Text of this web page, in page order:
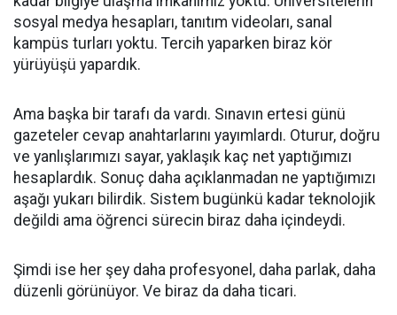
sosyal medya hesapları, tanıtım videoları, sanal
kampüs turları yoktu. Tercih yaparken biraz kör
yürüyüşü yapardık.
Ama başka bir tarafı da vardı. Sınavın ertesi günü
gazeteler cevap anahtarlarını yayımlardı. Oturur, doğru
ve yanlışlarımızı sayar, yaklaşık kaç net yaptığımızı
hesaplardık. Sonuç daha açıklanmadan ne yaptığımızı
aşağı yukarı bilirdik. Sistem bugünkü kadar teknolojik
değildi ama öğrenci sürecin biraz daha içindeydi.
Şimdi ise her şey daha profesyonel, daha parlak, daha
düzenli görünüyor. Ve biraz da daha ticari.